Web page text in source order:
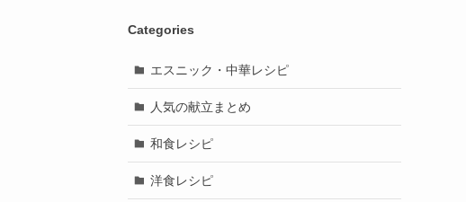
Categories
エスニック・中華レシピ
人気の献立まとめ
和食レシピ
洋食レシピ